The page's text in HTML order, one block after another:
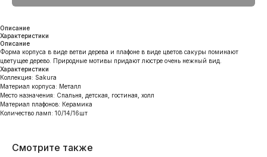
Описание
Характеристики
Описание
Форма корпуса в виде ветви дерева и плафоне в виде цветов сакуры поминают
цветущее дерево. Природные мотивы придают люстре очень нежный вид.
Характеристики
Коллекция: Sakura
Материал корпуса: Металл
Место назначения: Спальня, детская, гостиная, холл
Материал плафонов: Керамика
Количество ламп: 10/14/16шт
Смотрите также